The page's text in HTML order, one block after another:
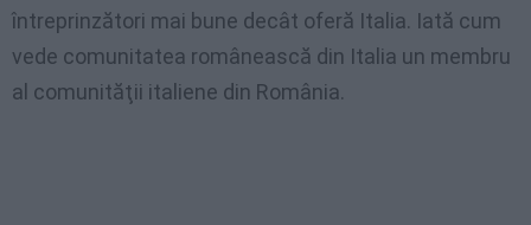
întreprinzători mai bune decât oferă Italia. Iată cum
vede comunitatea românească din Italia un membru
al comunităţii italiene din România.